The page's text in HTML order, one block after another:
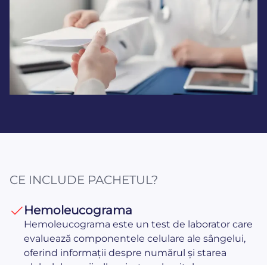
CE INCLUDE PACHETUL?
Hemoleucograma
Hemoleucograma este un test de laborator care
evaluează componentele celulare ale sângelui,
oferind informații despre numărul și starea